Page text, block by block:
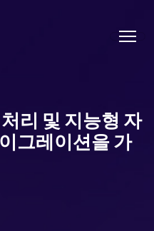
리 및 지능형 자
그레이션을 가